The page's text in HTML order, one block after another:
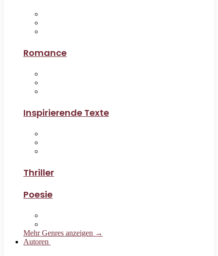
Romance
Inspirierende Texte
Thriller
Poesie
Mehr Genres anzeigen →
Autoren